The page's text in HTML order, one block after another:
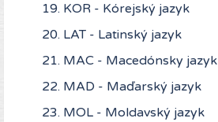
KOR - Kórejský jazyk
LAT - Latinský jazyk
MAC - Macedónsky jazyk
MAD - Maďarský jazyk
MOL - Moldavský jazyk